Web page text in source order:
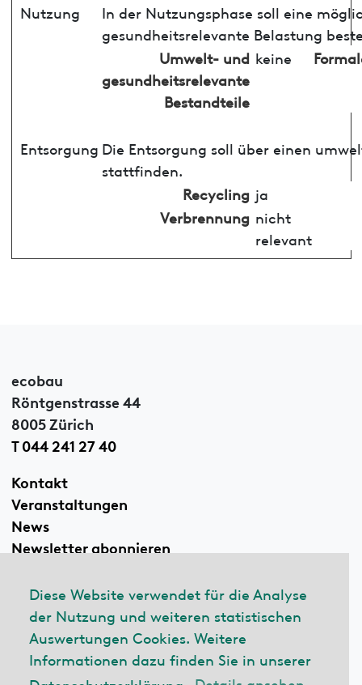
Diese Website verwendet für die Analyse
der Nutzung und weiteren statistischen
Auswertungen Cookies. Weitere
Informationen dazu finden Sie in unserer
Nutzung
In der Nutzungsphase soll eine
gesundheitsrelevante Belastung
Umwelt- und
gesundheitsrelevante
Bestandteile
keine
Entsorgung Die Entsorgung soll über einen
stattfinden.
Recycling ja
Verbrennung nicht
relevant
ecobau
Röntgenstrasse 44
8005 Zürich
T 044 241 27 40
Kontakt
Veranstaltungen
News
Newsletter abonnieren
Linkedin